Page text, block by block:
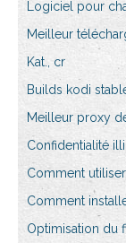
Logiciel pour
Meilleur
Kat., cr
Builds kodi
Meilleur proxy
Confidentialité
Comment
Comment
Optimisation du